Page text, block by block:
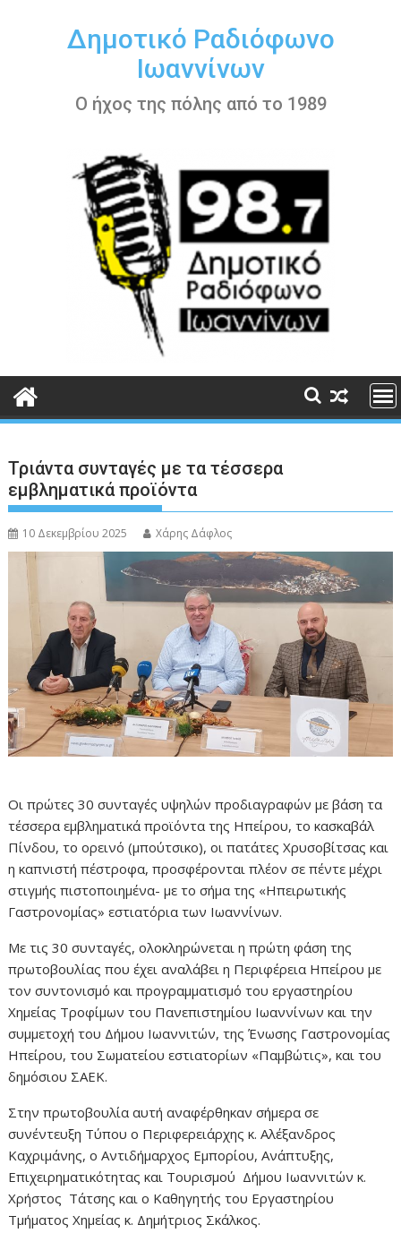
περιεχόμενοΔημοτικό Ραδιόφωνο
Ιωαννίνων
Ο ήχος της πόλης από το 1989
Τριάντα συνταγές με τα τέσσερα
εμβληματικά προϊόντα
10 Δεκεμβρίου 2025 Χάρης Δάφλος
Οι πρώτες 30 συνταγές υψηλών προδιαγραφών με βάση τα
τέσσερα εμβληματικά προϊόντα της Ηπείρου, το κασκαβάλ
Πίνδου, το ορεινό (μπούτσικο), οι πατάτες Χρυσοβίτσας και
η καπνιστή πέστροφα, προσφέρονται πλέον σε πέντε μέχρι
στιγμής πιστοποιημένα- με το σήμα της «Ηπειρωτικής
Γαστρονομίας» εστιατόρια των Ιωαννίνων.
Με τις 30 συνταγές, ολοκληρώνεται η πρώτη φάση της
πρωτοβουλίας που έχει αναλάβει η Περιφέρεια Ηπείρου με
τον συντονισμό και προγραμματισμό του εργαστηρίου
Χημείας Τροφίμων του Πανεπιστημίου Ιωαννίνων και την
συμμετοχή του Δήμου Ιωαννιτών, της Ένωσης Γαστρονομίας
Ηπείρου, του Σωματείου εστιατορίων «Παμβώτις», και του
δημόσιου ΣΑΕΚ.
Στην πρωτοβουλία αυτή αναφέρθηκαν σήμερα σε
συνέντευξη Τύπου ο Περιφερειάρχης κ. Αλέξανδρος
Καχριμάνης, ο Αντιδήμαρχος Εμπορίου, Ανάπτυξης,
Επιχειρηματικότητας και Τουρισμού Δήμου Ιωαννιτών κ.
Χρήστος Τάτσης και ο Καθηγητής του Εργαστηρίου
Τμήματος Χημείας κ. Δημήτριος Σκάλκος.